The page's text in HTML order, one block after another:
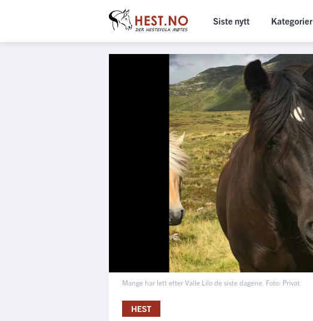
Siste nytt Kategorier
Mange har lett etter Valle Lilo de siste dagene. Foto: Privat
HEST